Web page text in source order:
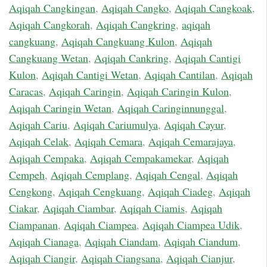
Aqiqah Cangkingan, Aqiqah Cangko, Aqiqah Cangkoak,
Aqiqah Cangkorah, Aqiqah Cangkring, aqiqah
cangkuang, Aqiqah Cangkuang Kulon, Aqiqah
Cangkuang Wetan, Aqiqah Cankring, Aqiqah Cantigi
Kulon, Aqiqah Cantigi Wetan, Aqiqah Cantilan, Aqiqah
Caracas, Aqiqah Caringin, Aqiqah Caringin Kulon,
Aqiqah Caringin Wetan, Aqiqah Caringinnunggal,
Aqiqah Cariu, Aqiqah Cariumulya, Aqiqah Cayur,
Aqiqah Celak, Aqiqah Cemara, Aqiqah Cemarajaya,
Aqiqah Cempaka, Aqiqah Cempakamekar, Aqiqah
Cempeh, Aqiqah Cemplang, Aqiqah Cengal, Aqiqah
Cengkong, Aqiqah Cengkuang, Aqiqah Ciadeg, Aqiqah
Ciakar, Aqiqah Ciambar, Aqiqah Ciamis, Aqiqah
Ciampanan, Aqiqah Ciampea, Aqiqah Ciampea Udik,
Aqiqah Cianaga, Aqiqah Ciandam, Aqiqah Ciandum,
Aqiqah Ciangir, Aqiqah Ciangsana, Aqiqah Cianjur,